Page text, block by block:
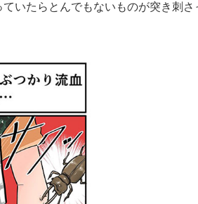
ていたらとんでもないものが突き刺